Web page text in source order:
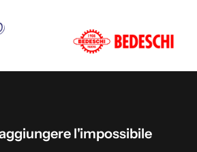
l'impossibile